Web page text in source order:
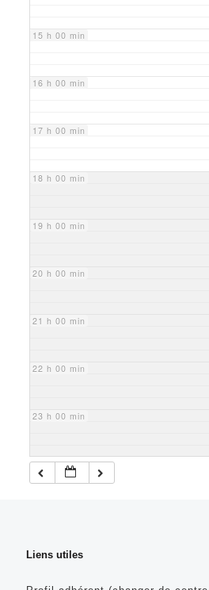
15 h 00 min
16 h 00 min
17 h 00 min
18 h 00 min
19 h 00 min
20 h 00 min
21 h 00 min
22 h 00 min
23 h 00 min
Liens utiles